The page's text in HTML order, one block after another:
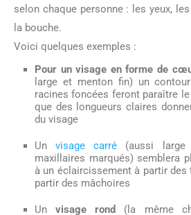
selon chaque personne : les yeux,
la bouche.
Voici quelques exemples :
Pour un visage en forme de
large et menton fin) un
racines foncées feront paraître
que des longueurs claires
du visage
Un visage carré (aussi
maxillaires marqués) semblera
à un éclaircissement à partir des
partir des mâchoires
Unvisage rond (la même